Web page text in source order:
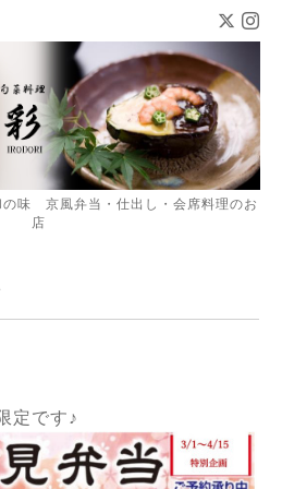
の味 京風弁当・仕出し・会席料理のお
店
定です♪